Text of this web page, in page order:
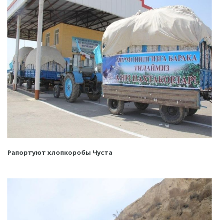
Рапортуют хлопкоробы Чуста